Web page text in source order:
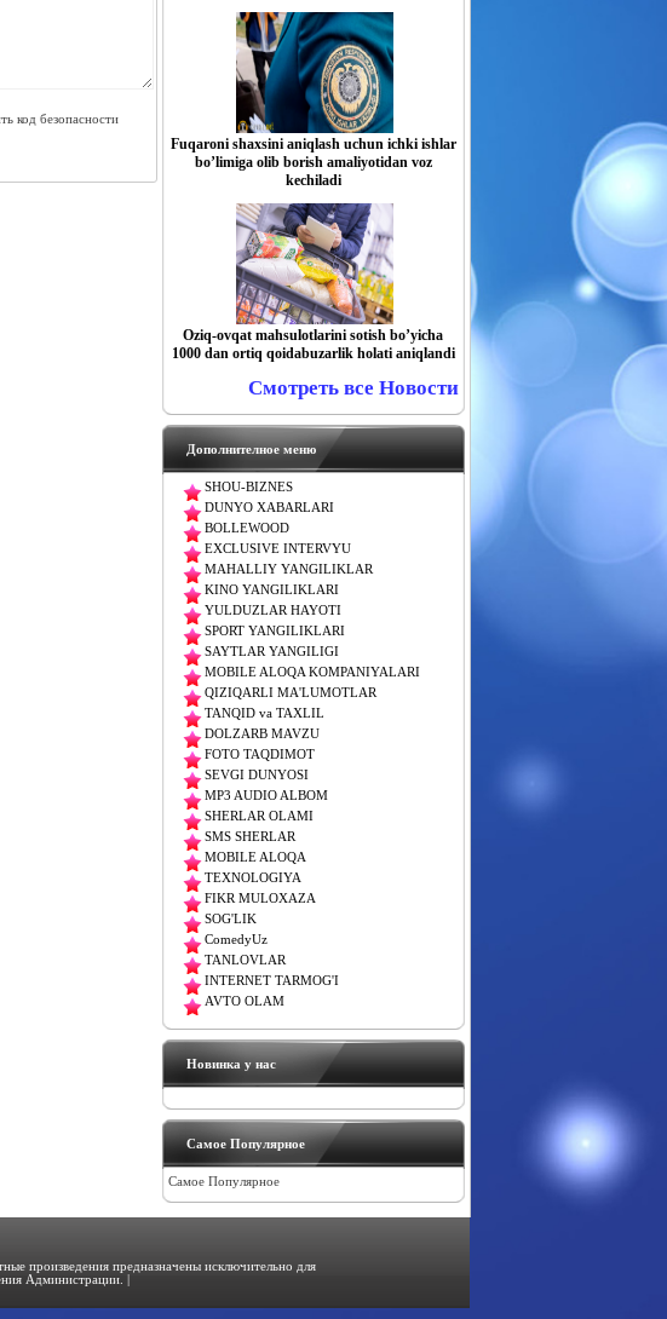
Fuqaroni shaxsini aniqlash uchun ichki ishlar
boʼlimiga olib borish amaliyotidan voz
kechiladi
Oziq-ovqat mahsulotlarini sotish boʼyicha
1000 dan ortiq qoidabuzarlik holati aniqlandi
Смотреть все Новости
Дополнителное меню
SHOU-BIZNES
DUNYO XABARLARI
BOLLEWOOD
EXCLUSIVE INTERVYU
MAHALLIY YANGILIKLAR
KINO YANGILIKLARI
YULDUZLAR HAYOTI
SPORT YANGILIKLARI
SAYTLAR YANGILIGI
MOBILE ALOQA KOMPANIYALARI
QIZIQARLI MA'LUMOTLAR
TANQID va TAXLIL
DOLZARB MAVZU
FOTO TAQDIMOT
SEVGI DUNYOSI
MP3 AUDIO ALBOM
SHERLAR OLAMI
SMS SHERLAR
MOBILE ALOQA
TEXNOLOGIYA
FIKR MULOXAZA
SOG'LIK
ComedyUz
TANLOVLAR
INTERNET TARMOG'I
AVTO OLAM
Новинка у нас
Самое Популярное
Самое Популярное
произведения предназначены исключительно для
Администрации. |